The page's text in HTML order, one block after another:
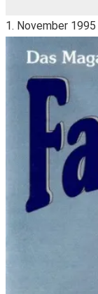
1. November 1995